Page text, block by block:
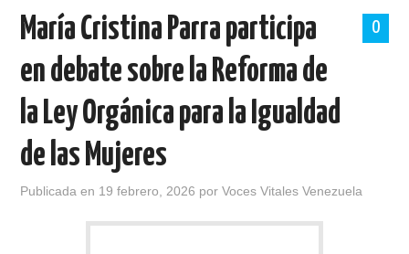
0
María Cristina Parra participa
en debate sobre la Reforma de
la Ley Orgánica para la Igualdad
de las Mujeres
Publicada en 19 febrero, 2026 porVoces Vitales Venezuela